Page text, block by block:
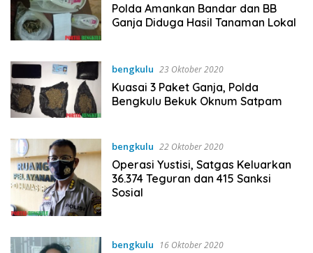
Polda Amankan Bandar dan BB
Ganja Diduga Hasil Tanaman Lokal
bengkulu 23 Oktober 2020
Kuasai 3 Paket Ganja, Polda
Bengkulu Bekuk Oknum Satpam
bengkulu 22 Oktober 2020
Operasi Yustisi, Satgas Keluarkan
36.374 Teguran dan 415 Sanksi
Sosial
bengkulu 16 Oktober 2020